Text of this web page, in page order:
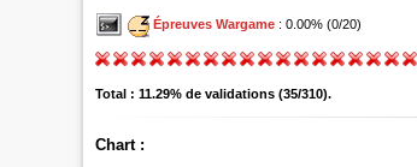
Épreuves Wargame : 0.00% (0/20)
Total : 11.29% de validations (35/310).
Chart :